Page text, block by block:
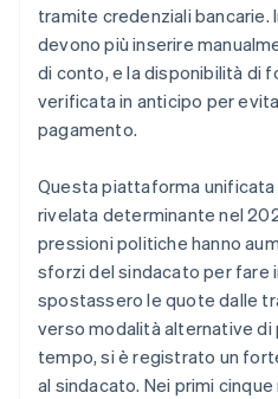
tramite credenziali bancarie.
devono più inserire
di conto, e la disponibilità di
verificata in anticipo per
pagamento.
Questa piattaforma
rivelata determinante nel
pressioni politiche hanno
sforzi del sindacato per fare
spostassero le quote dalle
verso modalità alternative
tempo, si è registrato un
al sindacato. Nei primi